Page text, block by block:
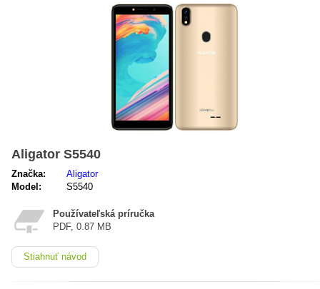
Aligator S5540
Značka:
Aligator
Model:
S5540
Používateľská príručka
PDF, 0.87 MB
Stiahnuť návod